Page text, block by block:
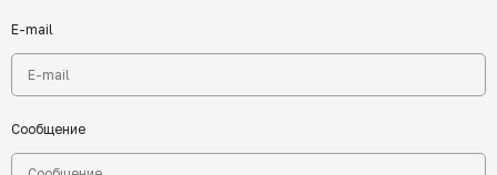
E-mail
Сообщение